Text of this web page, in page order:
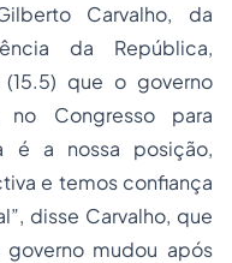
Carvalho, da
da República,
que o governo
Congresso para
é a nossa posição,
e temos confiança
disse Carvalho, que
mudou após